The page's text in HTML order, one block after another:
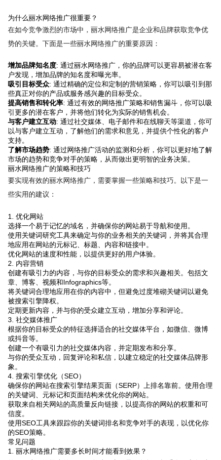
为什么丽水网络推广很重要？
在如今竞争激烈的市场中，丽水网络推广是企业和品牌获取竞争优
势的关键。下面是一些丽水网络推广的重要原因：
增加品牌知名度: 通过丽水网络推广，你的品牌可以更容易被潜在客
户发现，增加品牌的知名度和曝光率。
吸引目标受众: 通过精确的定位和定制的营销策略，你可以吸引到那
些真正对你的产品或服务感兴趣的目标受众。
提高销售和转化率: 通过有效的网络推广策略和销售漏斗，你可以吸
引更多的潜在客户，并将他们转化为实际的销售机会。
与客户建立互动: 通过社交媒体、电子邮件和在线聊天等渠道，你可
以与客户建立互动，了解他们的需求和意见，并提供个性化的客户
支持。
了解市场趋势: 通过网络推广活动的监测和分析，你可以更好地了解
市场的趋势和竞争对手的策略，从而做出更明智的业务决策。
丽水网络推广的策略和技巧
要实现有效的丽水网络推广，需要掌握一些策略和技巧。以下是一
些实用的建议：
1. 优化网站
选择一个易于记忆的域名，并确保你的网站易于导航和使用。
使用关键词研究工具来确定与你的业务相关的关键词，并将其合理
地应用在网站的元标记、标题、内容和链接中。
优化网站的速度和性能，以提供更好的用户体验。
2. 内容营销
创建有吸引力的内容，与你的目标受众的需求和兴趣相关。包括文
章、博客、视频和Infographics等。
将关键词合理地应用在你的内容中，但避免过度堆砌关键词以避免
被搜索引擎降权。
定期更新内容，并与你的受众建立互动，增加分享和评论。
3. 社交媒体推广
根据你的目标受众的特征选择适合的社交媒体平台，如微信、微博
或抖音等。
创建一个有吸引力的社交媒体内容，并定期发布和分享。
与你的受众互动，回复评论和私信，以建立稳定的社交媒体品牌形
象。
4. 搜索引擎优化（SEO）
确保你的网站在搜索引擎结果页面（SERP）上排名靠前。使用合理
的关键词、元标记和页面结构来优化你的网站。
获取来自相关网站的高质量反向链接，以提高你的网站的权重和可
信度。
使用SEO工具来跟踪你的关键词排名和竞争对手的表现，以优化你
的SEO策略。
常见问题
1. 丽水网络推广需要多长时间才能看到效果？